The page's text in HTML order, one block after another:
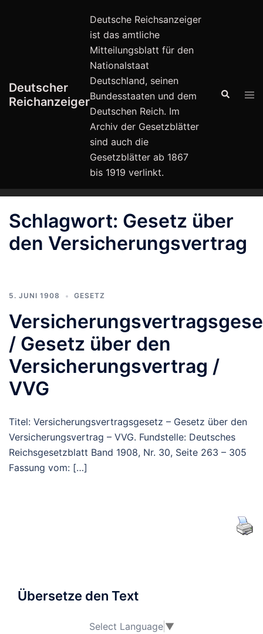
Deutscher
Reichanzeiger
Deutsche Reichsanzeiger
ist das amtliche
Mitteilungsblatt für den
Nationalstaat
Deutschland, seinen
Bundesstaaten und dem
Deutschen Reich. Im
Archiv der Gesetzblätter
sind auch die
Gesetzblätter ab 1867
bis 1919 verlinkt.
Suche
Schlagwort: Gesetz über
den Versicherungsvertrag
5. JUNI 1908 GESETZ
/ Gesetz über den
Versicherungsvertrag /
VVG
Titel: Versicherungsvertragsgesetz – Gesetz über den
Versicherungsvertrag – VVG. Fundstelle: Deutsches
Reichsgesetzblatt Band 1908, Nr. 30, Seite 263 – 305
Fassung vom: […]
Übersetze den Text
Select Language ▼